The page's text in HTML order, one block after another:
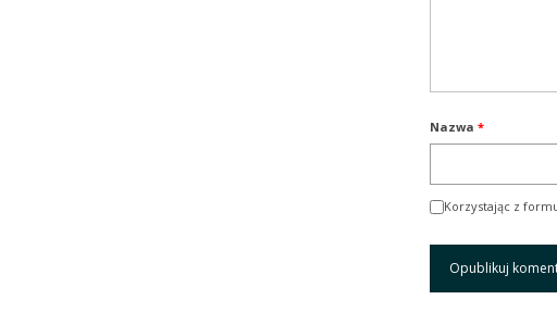
Nazwa *
Korzystając z